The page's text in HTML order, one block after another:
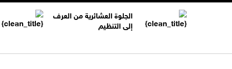
الجلوة العشائرية من العرف
إلى التنظيم